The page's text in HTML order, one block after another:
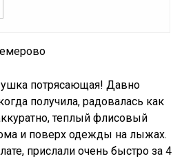
потрясающая! Давно
получила, радовалась как
теплый флисовый
и поверх одежды на лыжах.
прислали очень быстро за 4